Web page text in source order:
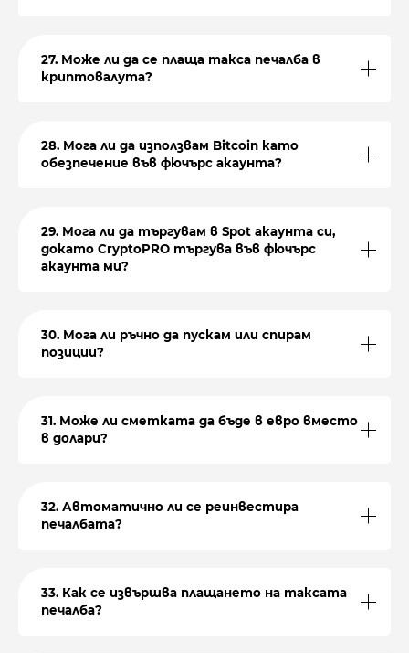
27. Може ли да се плаща такса печалба в
криптовалута?
28. Мога ли да използвам Bitcoin като
обезпечение във фючърс акаунта?
29. Мога ли да търгувам в Spot акаунта си,
докато CryptoPRO търгува във фючърс
акаунта ми?
30. Мога ли ръчно да пускам или спирам
позиции?
31. Може ли сметката да бъде в евро вместо
в долари?
32. Автоматично ли се реинвестира
печалбата?
33. Как се извършва плащането на таксата
печалба?